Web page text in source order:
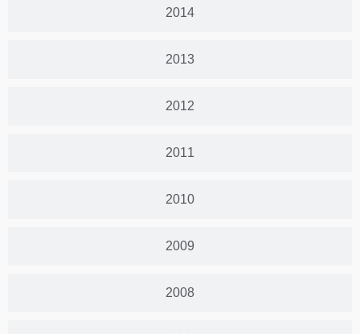
2014
2013
2012
2011
2010
2009
2008